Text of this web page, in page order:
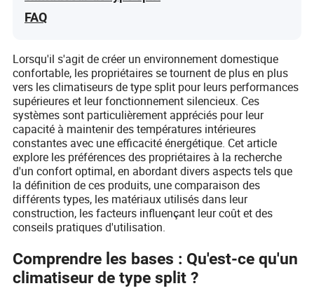
FAQ
Lorsqu'il s'agit de créer un environnement domestique
confortable, les propriétaires se tournent de plus en plus
vers les climatiseurs de type split pour leurs performances
supérieures et leur fonctionnement silencieux. Ces
systèmes sont particulièrement appréciés pour leur
capacité à maintenir des températures intérieures
constantes avec une efficacité énergétique. Cet article
explore les préférences des propriétaires à la recherche
d'un confort optimal, en abordant divers aspects tels que
la définition de ces produits, une comparaison des
différents types, les matériaux utilisés dans leur
construction, les facteurs influençant leur coût et des
conseils pratiques d'utilisation.
Comprendre les bases : Qu'est-ce qu'un
climatiseur de type split ?